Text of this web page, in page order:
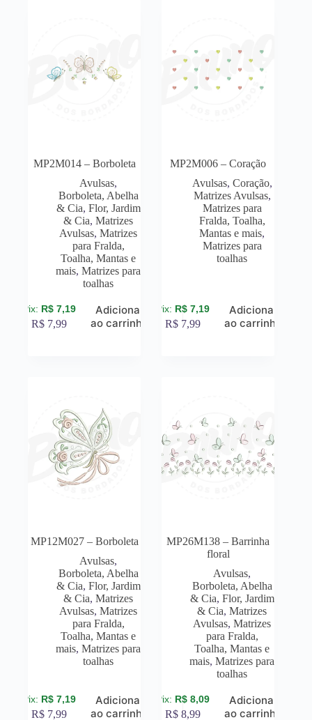
MP2M014 – Borboleta
Avulsas,
Borboleta, Abelha
& Cia, Flor, Jardim
& Cia,Matrizes
Avulsas,Matrizes
para Fralda,
Toalha, Mantas e
mais,Matrizes para
toalhas
R$ 7,19
R$ 7,99
Adicionar
ao carrinho
MP2M006 – Coração
Avulsas, Coração,
Matrizes Avulsas,
Matrizes para
Fralda, Toalha,
Mantas e mais,
Matrizes para
toalhas
R$ 7,19
R$ 7,99
Adicionar
ao carrinho
MP12M027 – Borboleta
Avulsas,
Borboleta, Abelha
& Cia, Flor, Jardim
& Cia,Matrizes
Avulsas,Matrizes
para Fralda,
Toalha, Mantas e
mais,Matrizes para
toalhas
R$ 7,19
R$ 7,99
Adicionar
ao carrinho
MP26M138 – Barrinha
floral
Avulsas,
Borboleta, Abelha
& Cia, Flor, Jardim
& Cia,Matrizes
Avulsas,Matrizes
para Fralda,
Toalha, Mantas e
mais,Matrizes para
toalhas
R$ 8,09
R$ 8,99
Adicionar
ao carrinho